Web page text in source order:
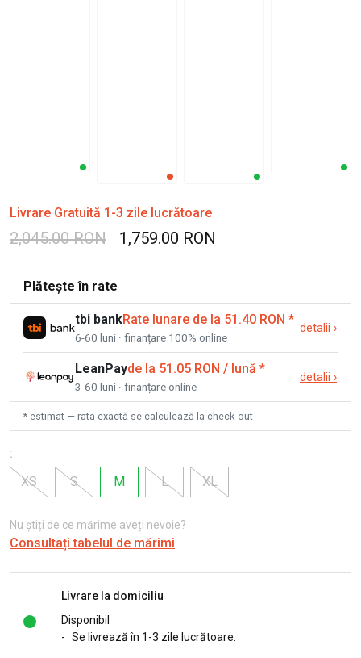
Livrare Gratuită 1-3 zile lucrătoare
2,045.00 RON 1,759.00 RON
Plătește în rate
tbi bankRate lunare de la 51.40 RON *
6-60 luni · finanțare 100% online
detalii ›
LeanPayde la 51.05 RON / lună *
3-60 luni · finanțare online
detalii ›
* estimat — rata exactă se calculează la check-out
:
XS
S M L XL
Nu știți de ce mărime aveți nevoie?
Consultați tabelul de mărimi
Livrare la domiciliu
Disponibil
- Se livrează în 1-3 zile lucrătoare.